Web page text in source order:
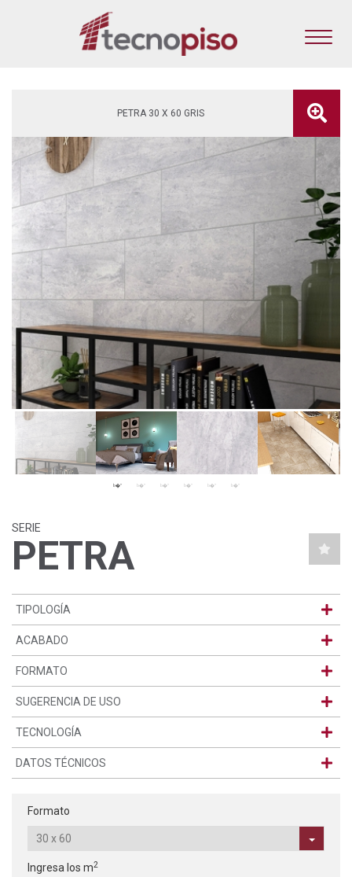
PETRA 30 X 60 GRIS
SERIE
PETRA
TIPOLOGÍA
ACABADO
FORMATO
SUGERENCIA DE USO
TECNOLOGÍA
DATOS TÉCNICOS
Formato
Ingresa los m2